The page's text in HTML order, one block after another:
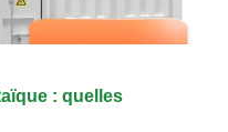
: quelles